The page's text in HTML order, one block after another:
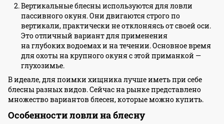
Вертикальные блесны используются для ловли
пассивного окуня. Они двигаются строго по
вертикали, практически не отклоняясь от своей оси.
Это отличный вариант для применения
на глубоких водоемах и на течении. Основное время
для охоты на крупного окуня с этой приманкой —
глухозимье.
В идеале, для поимки хищника лучше иметь при себе
блесны разных видов. Сейчас на рынке представлено
множество вариантов блесен, которые можно купить.
Особенности ловли на блесну